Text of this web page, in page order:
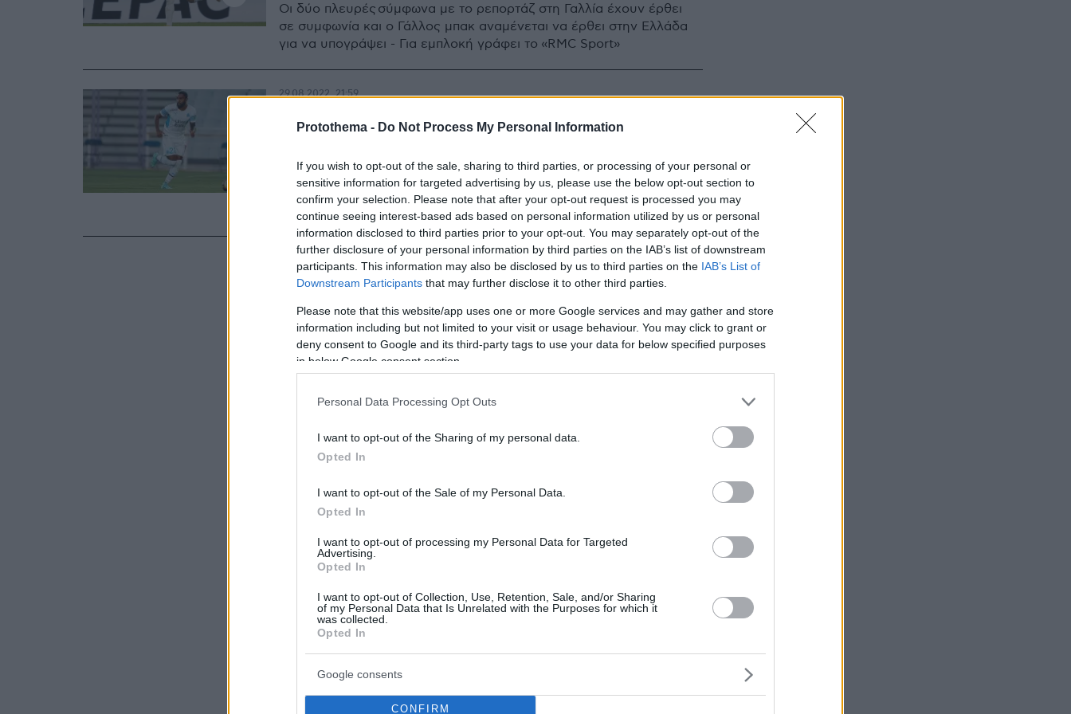
Protothema - Do Not Process My Personal Information
If you wish to opt-out of the sale, sharing to third parties, or processing of your personal or
sensitive information for targeted advertising by us, please use the below opt-out section to
confirm your selection. Please note that after your opt-out request is processed you may
continue seeing interest-based ads based on personal information utilized by us or personal
information disclosed to third parties prior to your opt-out. You may separately opt-out of the
further disclosure of your personal information by third parties on the IAB’s list of downstream
participants. This information may also be disclosed by us to third parties on the IAB’s List of
Downstream Participants that may further disclose it to other third parties.
Please note that this website/app uses one or more Google services and may gather and store
information including but not limited to your visit or usage behaviour. You may click to grant or
deny consent to Google and its third-party tags to use your data for below specified purposes
in below Google consent section.
Personal Data Processing Opt Outs
I want to opt-out of the Sharing of my personal data.
Opted In
I want to opt-out of the Sale of my Personal Data.
Opted In
I want to opt-out of processing my Personal Data for Targeted
Advertising.
Opted In
I want to opt-out of Collection, Use, Retention, Sale, and/or Sharing
of my Personal Data that Is Unrelated with the Purposes for which it
was collected.
Opted In
Google consents
CONFIRM
Οι δύο πλευρές σύμφωνα με το ρεπορτάζ στη Γαλλία έχουν έρθει
σε συμφωνία και ο Γάλλος μπακ αναμένεται να έρθει στην Ελλάδα
για να υπογράψει - Για εμπλοκή γράφει το «RMC Sport»
«Στον Ολυμπιακό ως δανεικός ο
Σύμφωνα με δημοσιεύματα από το εξωτερικό ο Ολυμπιακός
έφτασε σε συμφωνία με τη Μαρσέιγ για την απόκτηση του
Τζόρνταν Αμαβί
29.08.2022, 21:59